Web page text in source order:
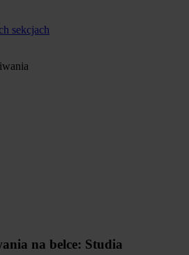
sekcjach
na belce: Studia